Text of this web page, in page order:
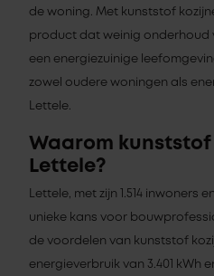
de woning. Met kunststof
product dat weinig onderhoud
een energiezuinige
zowel oudere woningen als
Lettele.
Waarom kunststof
Lettele?
Lettele, met zijn 1.514 inwoners
unieke kans voor
de voordelen van kunststof
energieverbruik van 3.401 kWh